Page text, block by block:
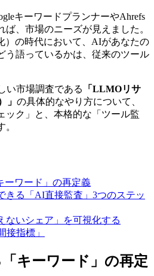
キーワードプランナーやAhrefs
、市場のニーズが見えました。
）の時代において、AIがあなたの
う語っているかは、従来のツール
い市場調査である
「LLMOリサ
」 の具体的なやり方について、
ック」と、本格的な「ツール監
ーワード」の再定義
きる「AI直接監査」3つのステッ
ないシェア」を可視化する
接指標」
キーワード」の再定